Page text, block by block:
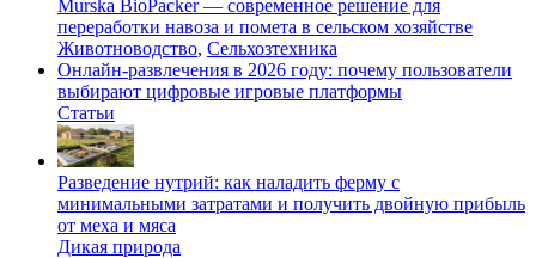
Murska BioPacker — современное решение для
переработки навоза и помета в сельском хозяйстве
Животноводство, Сельхозтехника
Онлайн-развлечения в 2026 году: почему пользователи
выбирают цифровые игровые платформы
Статьи
Разведение нутрий: как наладить ферму с
минимальными затратами и получить двойную прибыль
от меха и мяса
Дикая природа